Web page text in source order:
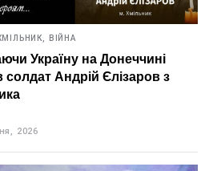
ВІЙНА
Україну на Донеччині
солдат Андрій Єлізаров з
2026